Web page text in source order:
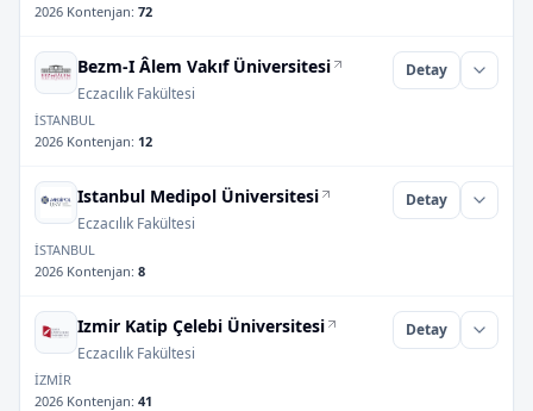
2026 Kontenjan: 72
Bezm-I Âlem Vakıf Üniversitesi
Eczacılık Fakültesi
Detay
İSTANBUL
2026 Kontenjan: 12
Istanbul Medipol Üniversitesi
Eczacılık Fakültesi
Detay
İSTANBUL
2026 Kontenjan: 8
Izmir Katip Çelebi Üniversitesi
Eczacılık Fakültesi
Detay
İZMİR
2026 Kontenjan: 41